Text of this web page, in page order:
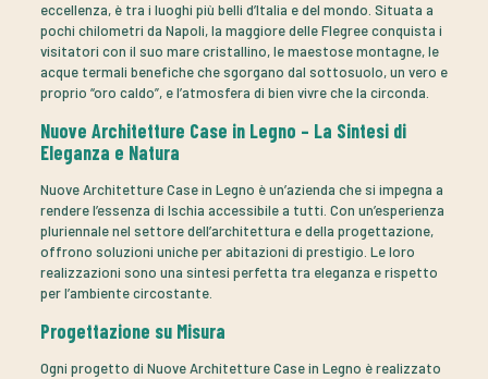
eccellenza, è tra i luoghi più belli d’Italia e del mondo. Situata a
pochi chilometri da Napoli, la maggiore delle Flegree conquista i
visitatori con il suo mare cristallino, le maestose montagne, le
acque termali benefiche che sgorgano dal sottosuolo, un vero e
proprio “oro caldo”, e l’atmosfera di bien vivre che la circonda.
Nuove Architetture Case in Legno – La Sintesi di
Eleganza e Natura
Nuove Architetture Case in Legno è un’azienda che si impegna a
rendere l’essenza di Ischia accessibile a tutti. Con un’esperienza
pluriennale nel settore dell’architettura e della progettazione,
offrono soluzioni uniche per abitazioni di prestigio. Le loro
realizzazioni sono una sintesi perfetta tra eleganza e rispetto
per l’ambiente circostante.
Progettazione su Misura
Ogni progetto di Nuove Architetture Case in Legno è realizzato